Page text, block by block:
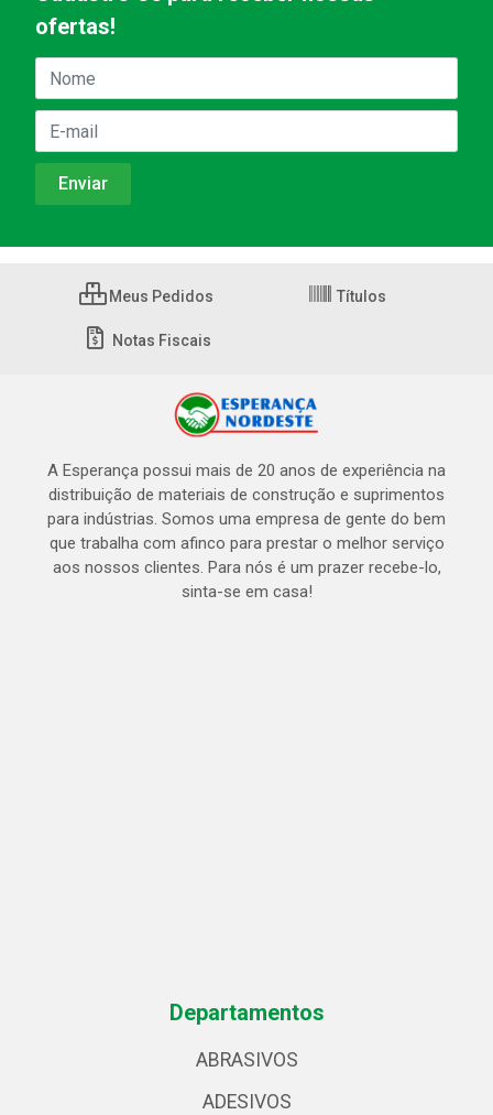
ofertas!
Meus Pedidos Títulos
Notas Fiscais
A Esperança possui mais de 20 anos de experiência na
distribuição de materiais de construção e suprimentos
para indústrias. Somos uma empresa de gente do bem
que trabalha com afinco para prestar o melhor serviço
aos nossos clientes. Para nós é um prazer recebe-lo,
sinta-se em casa!
Departamentos
ABRASIVOS
ADESIVOS